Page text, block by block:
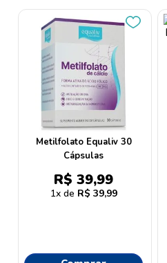
Metilfolato Equaliv 30
Cápsulas
R$ 39,99
1 R$ 39,99
teste gravidez
oleo
dove
proge
º protetor solar